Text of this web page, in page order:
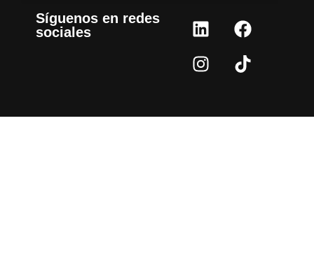
Síguenos en redes
sociales